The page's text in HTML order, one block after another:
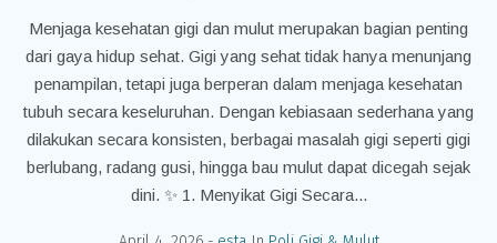
Menjaga kesehatan gigi dan mulut merupakan bagian penting
dari gaya hidup sehat. Gigi yang sehat tidak hanya menunjang
penampilan, tetapi juga berperan dalam menjaga kesehatan
tubuh secara keseluruhan. Dengan kebiasaan sederhana yang
dilakukan secara konsisten, berbagai masalah gigi seperti gigi
berlubang, radang gusi, hingga bau mulut dapat dicegah sejak
dini. ✨ 1. Menyikat Gigi Secara...